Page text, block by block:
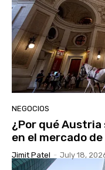
NEGOCIOS
¿Por qué
en el mercado
Jimit Patel - July 18,